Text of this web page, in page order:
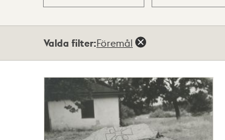
Valda filter:Föremål